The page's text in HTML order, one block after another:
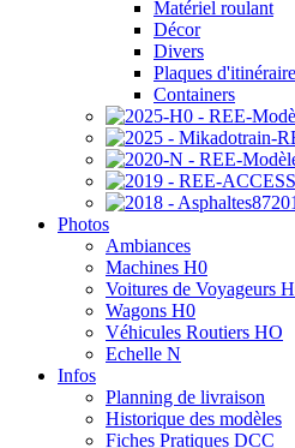
Matériel roulant
Décor
Divers
Plaques
Containers
Photos
Ambiances
Machines H0
Voitures de Voyageurs
Wagons H0
Véhicules Routiers HO
Echelle N
Infos
Planning de livraison
Historique des modèles
Fiches Pratiques DCC